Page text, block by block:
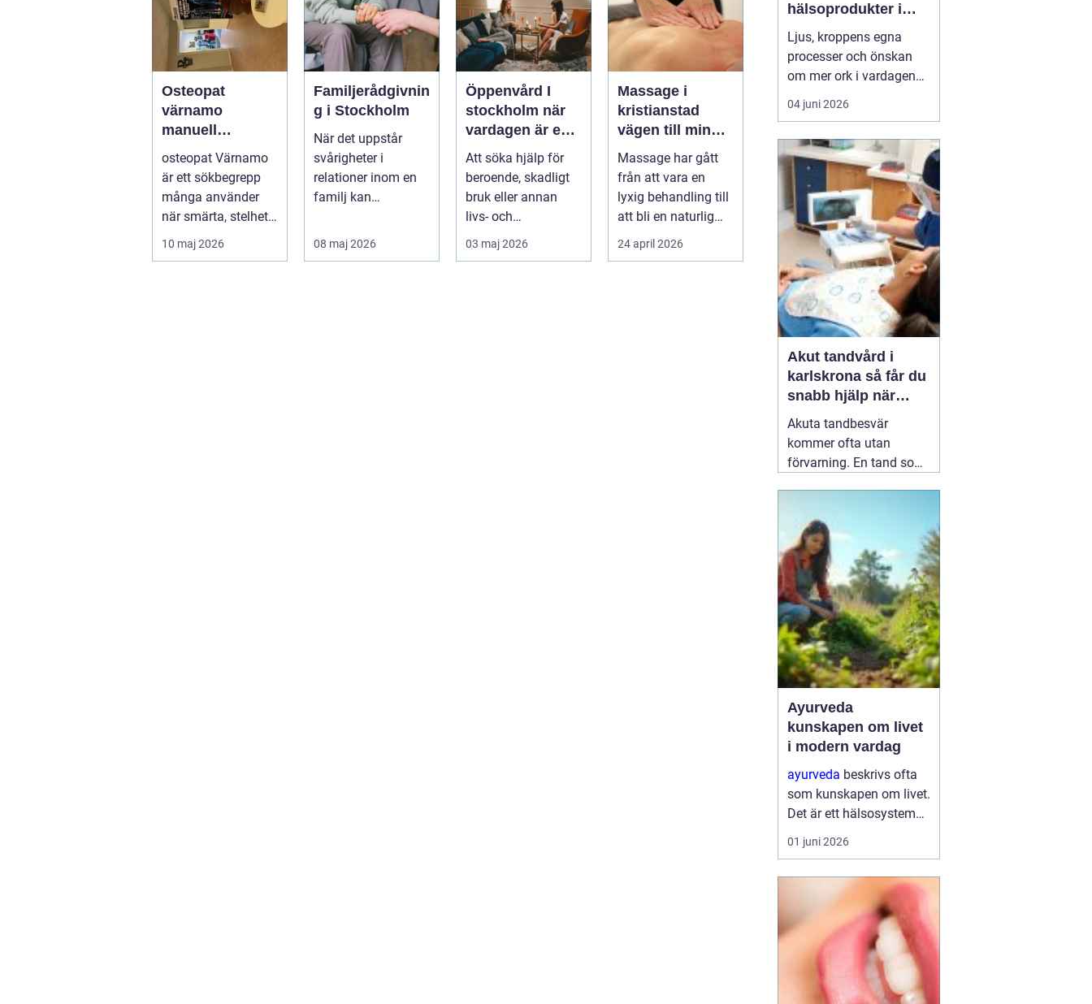
Osteopat
värnamo
manuell
behandling för
minskad smärta
och Ökad
rörlighet
osteopat Värnamo
är ett sökbegrepp
många använder
när smärta, stelhet
eller återkommande
värk börjar...
10 maj 2026
Familjerådgivnin
g i Stockholm
När det uppstår
svårigheter i
relationer inom en
familj kan
08 maj 2026
Öppenvård I
stockholm när
vardagen är en
del av
behandlingen
Att söka hjälp för
beroende, skadligt
bruk eller annan
livs- och
beteendeproblemati
k är ett stort st...
03 maj 2026
Massage i
kristianstad
vägen till mindre
stress och mer
energi i
vardagen
Massage har gått
från att vara en
lyxig behandling till
att bli en naturlig
del av en hållbar
livsst...
24 april 2026
hälsoprodukter i
fokus
Ljus, kroppens egna
processer och önskan
om mer ork i vardagen
möts i ett växande
intresse för fototerapi
Sverige söker många
efter skonsamma
metoder som kan stödja
återhämtning, energi och
allmänt välbefinnande
utan ingrepp eller...
04 juni 2026
Akut tandvård i
karlskrona så får du
snabb hjälp när
tanden krisar
Akuta tandbesvär
kommer ofta utan
förvarning. En tand som
du knappt kan sova. En
fyllning kan lossna
lagom till helgen, eller en
tand kan skadas vid en
olycka. I sådana lägen
söker många på04 juni
2026
Ayurveda
kunskapen om livet
i modern vardag
ayurveda beskrivs ofta
som kunskapen om livet.
Det är ett hälsosystem
som betonar balans,
helhet och samspelet
omgivning. I stället för
att bara fokusera på
symtom försöker
ayurve...
01 juni 2026